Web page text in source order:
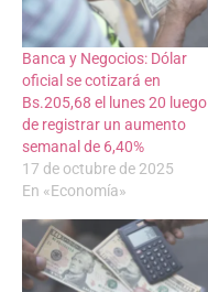
Banca y Negocios: Dólar
oficial se cotizará en
Bs.205,68 el lunes 20 luego
de registrar un aumento
semanal de 6,40%
17 de octubre de 2025
En «Economía»